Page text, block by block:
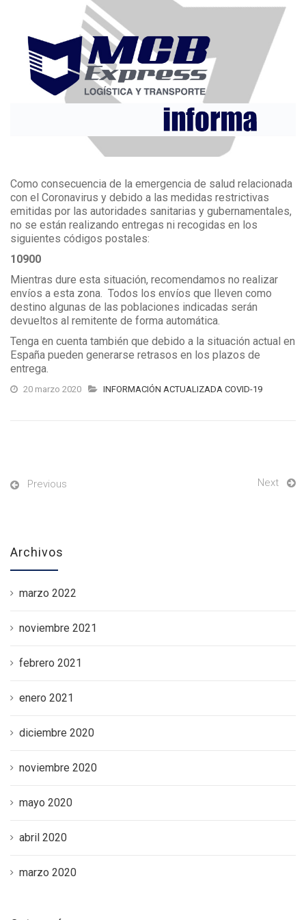
Como consecuencia de la emergencia de salud relacionada
con el Coronavirus y debido a las medidas restrictivas
emitidas por las autoridades sanitarias y gubernamentales,
no se están realizando entregas ni recogidas en los
siguientes códigos postales:
10900
Mientras dure esta situación, recomendamos no realizar
envíos a esta zona. Todos los envíos que lleven como
destino algunas de las poblaciones indicadas serán
devueltos al remitente de forma automática.
Tenga en cuenta también que debido a la situación actual en
España pueden generarse retrasos en los plazos de
entrega.
20 marzo 2020 INFORMACIÓN ACTUALIZADA COVID-19
Previous Next
Archivos
marzo 2022
noviembre 2021
febrero 2021
enero 2021
diciembre 2020
noviembre 2020
mayo 2020
abril 2020
marzo 2020